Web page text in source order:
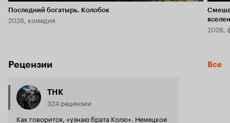
Последний богатырь. Колобок
2026, комедия
2026,
Рецензии Все
THK
324 рецензии
Как говорится, «узнаю брата Колю». Немецкое